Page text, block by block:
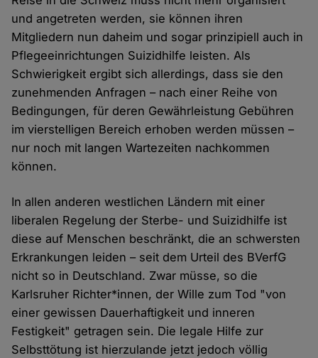
und angetreten werden, sie können ihren
Mitgliedern nun daheim und sogar prinzipiell auch in
Pflegeeinrichtungen Suizidhilfe leisten. Als
Schwierigkeit ergibt sich allerdings, dass sie den
zunehmenden Anfragen – nach einer Reihe von
Bedingungen, für deren Gewährleistung Gebühren
im vierstelligen Bereich erhoben werden müssen –
nur noch mit langen Wartezeiten nachkommen
können.
In allen anderen westlichen Ländern mit einer
liberalen Regelung der Sterbe- und Suizidhilfe ist
diese auf Menschen beschränkt, die an schwersten
Erkrankungen leiden – seit dem Urteil des BVerfG
nicht so in Deutschland. Zwar müsse, so die
Karlsruher Richter*innen, der Wille zum Tod "von
einer gewissen Dauerhaftigkeit und inneren
Festigkeit" getragen sein. Die legale Hilfe zur
Selbsttötung ist hierzulande jetzt jedoch völlig